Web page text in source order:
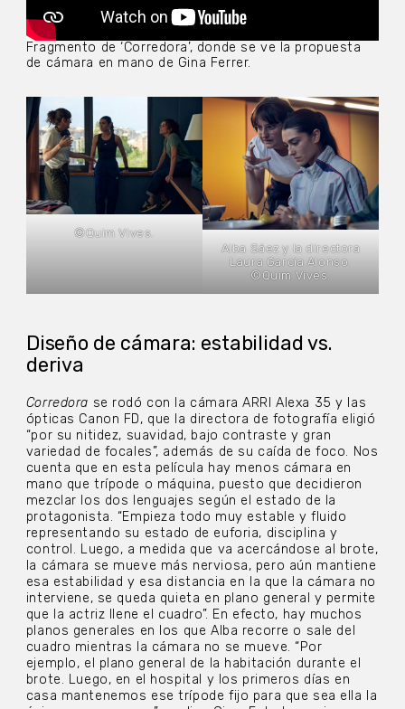
Fragmento de ‘Corredora’, donde se ve la propuesta
de cámara en mano de Gina Ferrer.
©Quim Vives.
Alba Sáez y la directora
Laura García Alonso.
©Quim Vives.
Diseño de cámara: estabilidad vs.
deriva
Corredora se rodó con la cámara ARRI Alexa 35 y las
ópticas Canon FD, que la directora de fotografía eligió
“por su nitidez, suavidad, bajo contraste y gran
variedad de focales”, además de su caída de foco. Nos
cuenta que en esta película hay menos cámara en
mano que trípode o máquina, puesto que decidieron
mezclar los dos lenguajes según el estado de la
protagonista. “Empieza todo muy estable y fluido
representando su estado de euforia, disciplina y
control. Luego, a medida que va acercándose al brote,
la cámara se mueve más nerviosa, pero aún mantiene
esa estabilidad y esa distancia en la que la cámara no
interviene, se queda quieta en plano general y permite
que la actriz llene el cuadro”. En efecto, hay muchos
planos generales en los que Alba recorre o sale del
cuadro mientras la cámara no se mueve. “Por
ejemplo, el plano general de la habitación durante el
brote. Luego, en el hospital y los primeros días en
casa mantenemos ese trípode fijo para que sea ella la